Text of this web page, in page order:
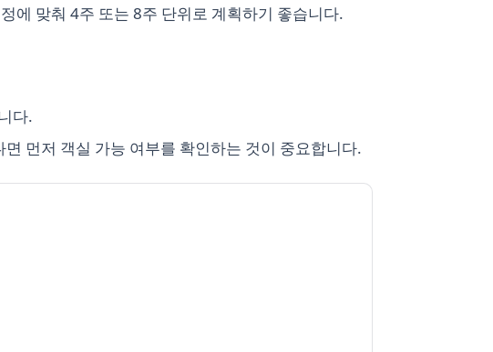
에 맞춰 4주 또는 8주 단위로 계획하기 좋습니다.
다.
먼저 객실 가능 여부를 확인하는 것이 중요합니다.